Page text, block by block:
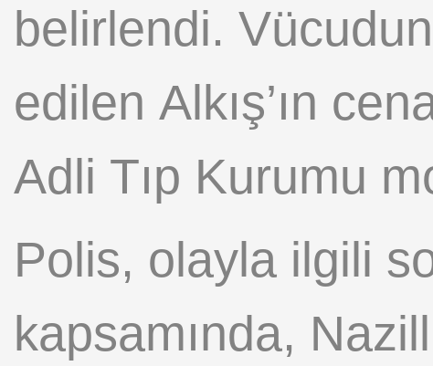
belirlendi.
edilen Alkış’ın
Adli Tıp Kurumu
Polis, olayla ilgili
kapsamında,